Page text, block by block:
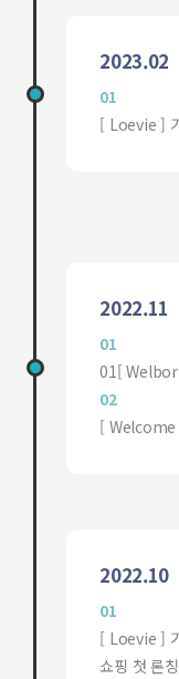
2023.02
01
[ Loevie ]
2022.11
01
01[
02
[ Welcome
2022.10
01
[ Loevie ]
쇼핑 첫 론칭